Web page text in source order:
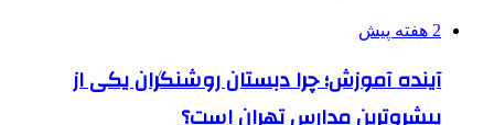
2 هفته پیش
آینده آموزش؛ چرا دبستان روشنگران یکی از
پیشروترین مدارس تهران است؟